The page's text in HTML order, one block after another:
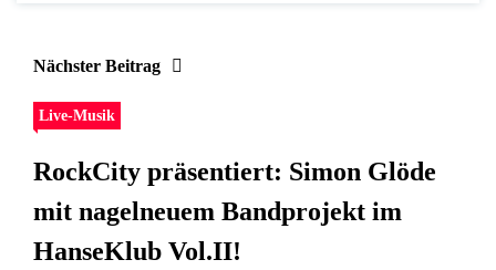
Nächster Beitrag
Live-Musik
RockCity präsentiert: Simon Glöde
mit nagelneuem Bandprojekt im
HanseKlub Vol.II!